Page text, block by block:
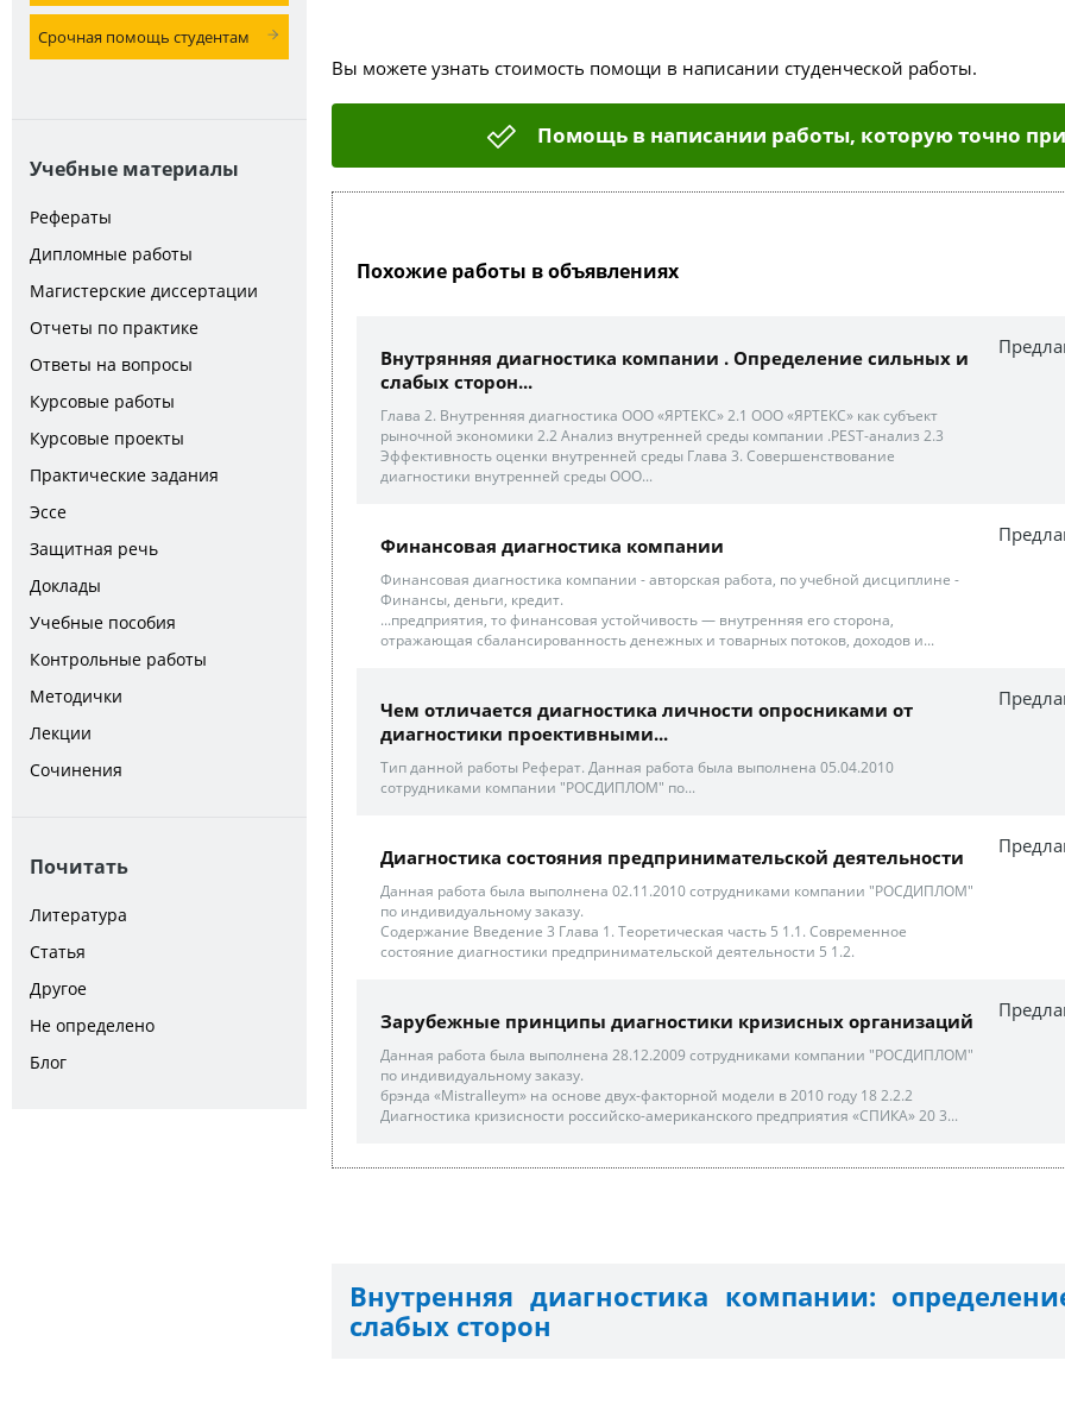
Срочная помощь студентам
Учебные материалы
Рефераты
Дипломные работы
Магистерские диссертации
Отчеты по практике
Ответы на вопросы
Курсовые работы
Курсовые проекты
Практические задания
Эссе
Защитная речь
Доклады
Учебные пособия
Контрольные работы
Методички
Лекции
Сочинения
Почитать
Литература
Статья
Другое
Не определено
Блог
Вы можете узнать стоимость помощи в написании студенческой работы.
Помощь в написании работы, которую точно
Похожие работы в объявлениях
Внутрянняя диагностика компании . Определение сильных и
слабых сторон...
Глава 2. Внутренняя диагностика ООО «ЯРТЕКС» 2.1 ООО «ЯРТЕКС» как субъект
рыночной экономики 2.2 Анализ внутренней среды компании .PEST-анализ 2.3
Эффективность оценки внутренней среды Глава 3. Совершенствование
диагностики внутренней среды ООО...
Финансовая диагностика компании
Финансовая диагностика компании - авторская работа, по учебной дисциплине -
Финансы, деньги, кредит.
...предприятия, то финансовая устойчивость — внутренняя его сторона,
отражающая сбалансированность денежных и товарных потоков, доходов и...
Чем отличается диагностика личности опросниками от
диагностики проективными...
Тип данной работы Реферат. Данная работа была выполнена 05.04.2010
сотрудниками компании "РОСДИПЛОМ" по...
Диагностика состояния предпринимательской деятельности
Данная работа была выполнена 02.11.2010 сотрудниками компании "РОСДИПЛОМ"
по индивидуальному заказу.
Содержание Введение 3 Глава 1. Теоретическая часть 5 1.1. Современное
состояние диагностики предпринимательской деятельности 5 1.2.
Зарубежные принципы диагностики кризисных организаций
Данная работа была выполнена 28.12.2009 сотрудниками компании "РОСДИПЛОМ"
по индивидуальному заказу.
брэнда «Mistralleym» на основе двух-факторной модели в 2010 году 18 2.2.2
Диагностика кризисности российско-американского предприятия «СПИКА» 20 3...
Внутренняя диагностика компании:
слабых сторон